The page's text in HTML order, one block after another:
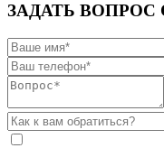
ЗАДАТЬ